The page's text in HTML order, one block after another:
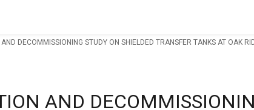
DECOMMISSIONING STUDY ON SHIELDED TRANSFER TANKS AT OAK
AND